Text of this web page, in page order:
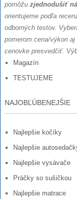
pomôžu zjednodušiť
orientujeme podľa
odborných testov.
pomerom cena/výkon
cenovke presvedčiť.
Magazín
TESTUJEME
NAJOBĽÚBENEJŠIE
Najlepšie kočíky
Najlepšie
Najlepšie vysávače
Práčky so sušičkou
Najlepšie matrace